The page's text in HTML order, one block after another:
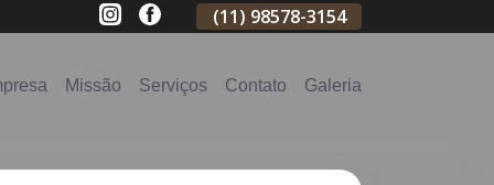
2796-3704 (11) 98578-3154
Missão Serviços Contato Galeria